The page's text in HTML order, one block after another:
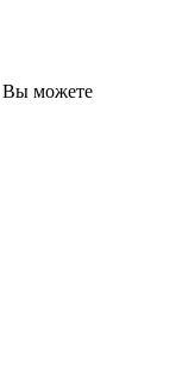
Вы можете